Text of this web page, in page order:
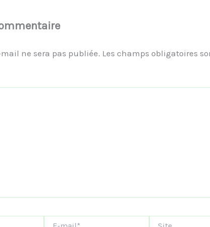
ne sera pas publiée. Les champs obligatoires